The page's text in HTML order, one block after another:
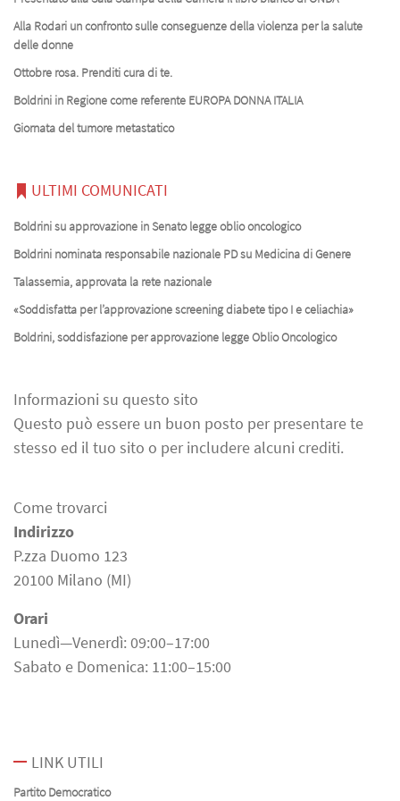
Alla Rodari un confronto sulle conseguenze della violenza per la salute
delle donne
Ottobre rosa. Prenditi cura di te.
Boldrini in Regione come referente EUROPA DONNA ITALIA
Giornata del tumore metastatico
ULTIMI COMUNICATI
Boldrini su approvazione in Senato legge oblio oncologico
Boldrini nominata responsabile nazionale PD su Medicina di Genere
Talassemia, approvata la rete nazionale
«Soddisfatta per l’approvazione screening diabete tipo I e celiachia»
Boldrini, soddisfazione per approvazione legge Oblio Oncologico
Informazioni su questo sito
Questo può essere un buon posto per presentare te
stesso ed il tuo sito o per includere alcuni crediti.
Come trovarci
Indirizzo
P.zza Duomo 123
20100 Milano (MI)
Orari
Lunedì—Venerdì: 09:00–17:00
Sabato e Domenica: 11:00–15:00
LINK UTILI
Partito Democratico